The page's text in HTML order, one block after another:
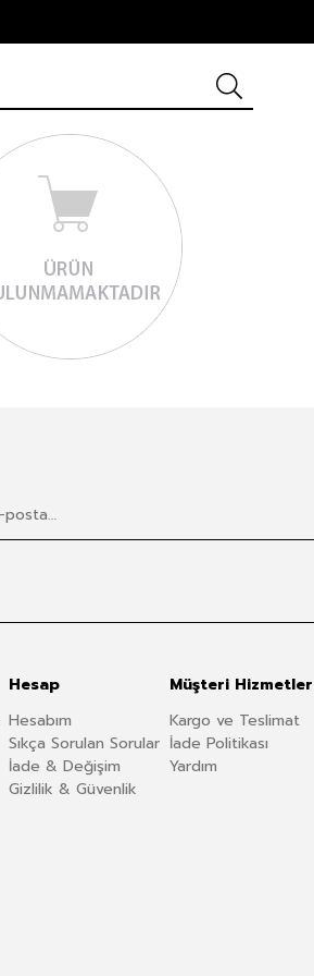
Hesap
Hesabım
Sıkça Sorulan Sorular
İade & Değişim
Gizlilik & Güvenlik
Müşteri
Kargo ve Teslimat
İade Politikası
Yardım